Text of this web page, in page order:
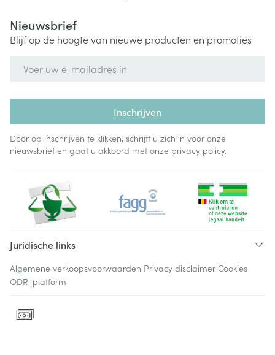
Nieuwsbrief
Blijf op de hoogte van nieuwe producten en promoties
Inschrijven
Door op inschrijven te klikken, schrijft u zich in voor onze
nieuwsbrief en gaat u akkoord met onze privacy policy.
Juridische links
Algemene verkoopsvoorwaarden Privacy disclaimer Cookies
ODR-platform